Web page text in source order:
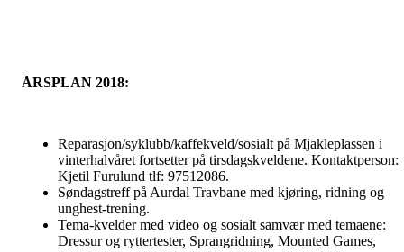
ÅRSPLAN 2018:
Reparasjon/syklubb/kaffekveld/sosialt på Mjakleplassen i
vinterhalvåret fortsetter på tirsdagskveldene. Kontaktperson:
Kjetil Furulund tlf: 97512086.
Søndagstreff på Aurdal Travbane med kjøring, ridning og
unghest-trening.
Tema-kvelder med video og sosialt samvær med temaene:
Dressur og ryttertester, Sprangridning, Mounted Games,